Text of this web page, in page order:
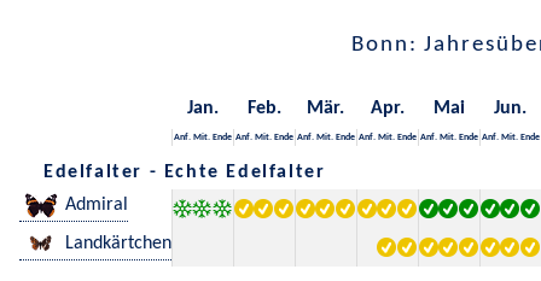
Bonn:
Jan. Feb. Mär. Apr. Mai Jun.
Anf. Mit. Ende Anf. Mit. Ende Anf. Mit. Ende Anf. Mit. Ende Anf. Mit. Ende Anf. Mit. Ende
Edelfalter - Echte Edelfalter
Admiral
Landkärtchen